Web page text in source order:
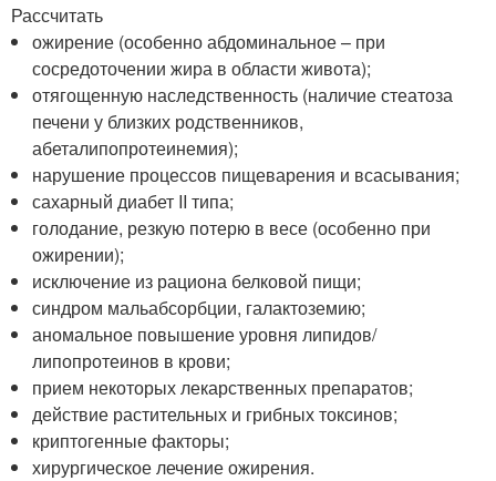
Рассчитать
ожирение (особенно абдоминальное – при
сосредоточении жира в области живота);
отягощенную наследственность (наличие стеатоза
печени у близких родственников,
абеталипопротеинемия);
нарушение процессов пищеварения и всасывания;
сахарный диабет II типа;
голодание, резкую потерю в весе (особенно при
ожирении);
исключение из рациона белковой пищи;
синдром мальабсорбции, галактоземию;
аномальное повышение уровня липидов/
липопротеинов в крови;
прием некоторых лекарственных препаратов;
действие растительных и грибных токсинов;
криптогенные факторы;
хирургическое лечение ожирения.